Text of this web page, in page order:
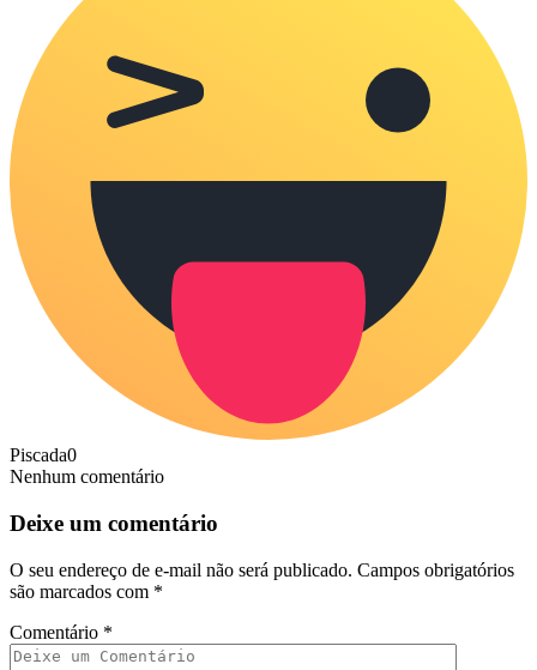
Piscada0
Nenhum comentário
Deixe um comentário
O seu endereço de e-mail não será publicado. Campos obrigatórios
são marcados com *
Comentário *